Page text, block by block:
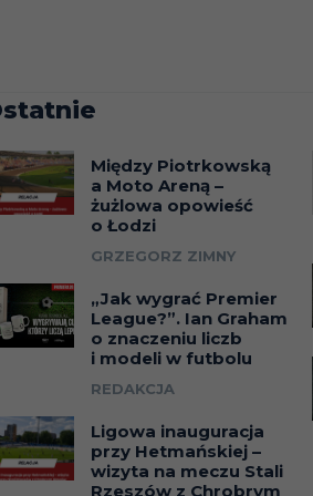
Między Piotrkowską
a Moto Areną –
żużlowa opowieść
o Łodzi
GRZEGORZ ZIMNY
„Jak wygrać Premier
League?”. Ian Graham
o znaczeniu liczb
i modeli w futbolu
REDAKCJA
Ligowa inauguracja
przy Hetmańskiej –
wizyta na meczu Stali
Rzeszów z Chrobrym